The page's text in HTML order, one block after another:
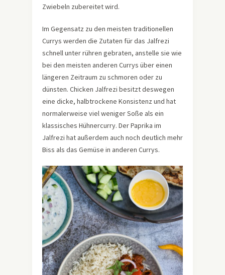
Zwiebeln zubereitet wird.
Im Gegensatz zu den meisten traditionellen
Currys werden die Zutaten für das Jalfrezi
schnell unter rühren gebraten, anstelle sie wie
bei den meisten anderen Currys über einen
längeren Zeitraum zu schmoren oder zu
dünsten. Chicken Jalfrezi besitzt deswegen
eine dicke, halbtrockene Konsistenz und hat
normalerweise viel weniger Soße als ein
klassisches Hühnercurry. Der Paprika im
Jalfrezi hat außerdem auch noch deutlich mehr
Biss als das Gemüse in anderen Currys.